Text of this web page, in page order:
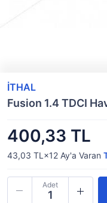
İTHAL
Fusion 1.4 TDCI
400,33 TL
43,03 TL×12 Ay'a Varan
Adet